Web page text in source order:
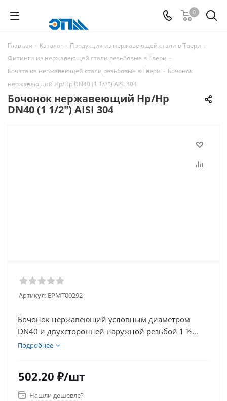
0
Главная - Каталог - Продукция из нержавеющей стали в Твери -
Фитинги из нержавеющей стали резьбовые в Твери -
Бочата из нержавеющей стали резьбовые в Твери - Бочонок
нержавеющий Нр/Нр DN40 (1 1/2") AISI 304
Бочонок нержавеющий Нр/Нр
DN40 (1 1/2") AISI 304
Артикул: EPMT00292
Бочонок нержавеющий условным диаметром
DN40 и двухсторонней наружной резьбой 1 ½
дюйма соединяет между собой различные
Широко используется в пищевой и медицинской
промышленности, строительной отрасли и
Подробнее
502.20 ₽/шт
Нашли дешевле?